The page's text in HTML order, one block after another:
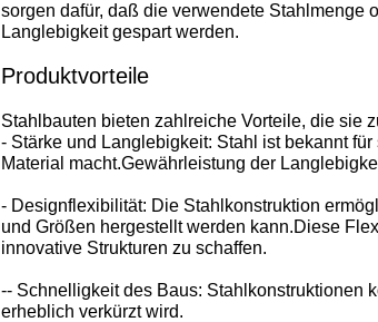
sorgen dafür, daß die verwendete Stahlmenge
Langlebigkeit gespart werden.
Produktvorteile
Stahlbauten bieten zahlreiche Vorteile, die sie
- Stärke und Langlebigkeit: Stahl ist bekannt
Material macht.Gewährleistung der
- Designflexibilität: Die Stahlkonstruktion
und Größen hergestellt werden kann.Diese
innovative Strukturen zu schaffen.
-- Schnelligkeit des Baus: Stahlkonstruktionen
erheblich verkürzt wird.